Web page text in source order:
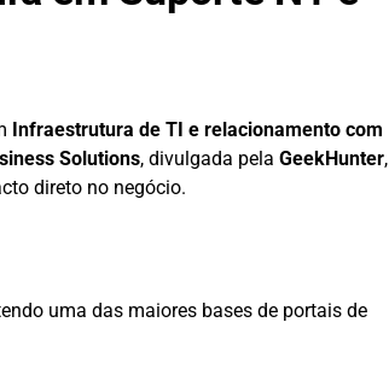
Infraestrutura de TI e relacionamento com
Solutions, divulgada pela GeekHunter,
direto no negócio.
uma das maiores bases de portais de